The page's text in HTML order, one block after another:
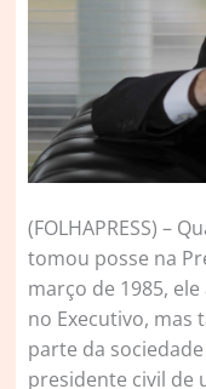
(FOLHAPRESS) –
tomou posse na
março de 1985,
no Executivo, mas
parte da
presidente civil de